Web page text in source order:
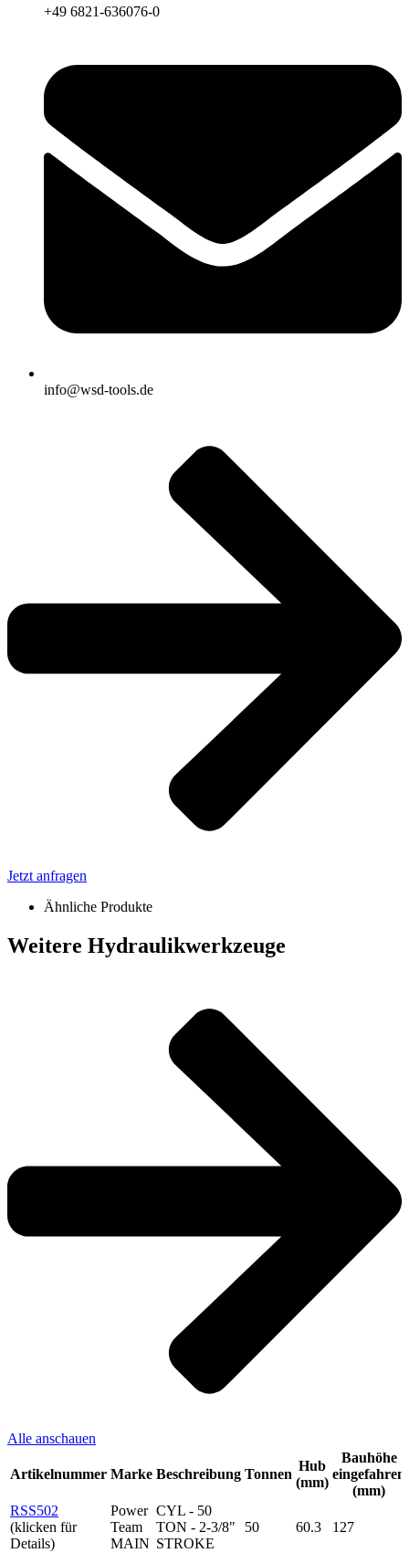
+49 6821-636076-0
info@wsd-tools.de
Jetzt anfragen
Ähnliche Produkte
Weitere Hydraulikwerkzeuge
Alle anschauen
Artikelnummer Marke Beschreibung Tonnen
Hub
(mm)
Bauhöhe
eingefahren
(mm)
RSS502
(klicken für
Details)
Power
Team
MAIN
CYL - 50
TON - 2-3/8"
STROKE
50 60.3 127